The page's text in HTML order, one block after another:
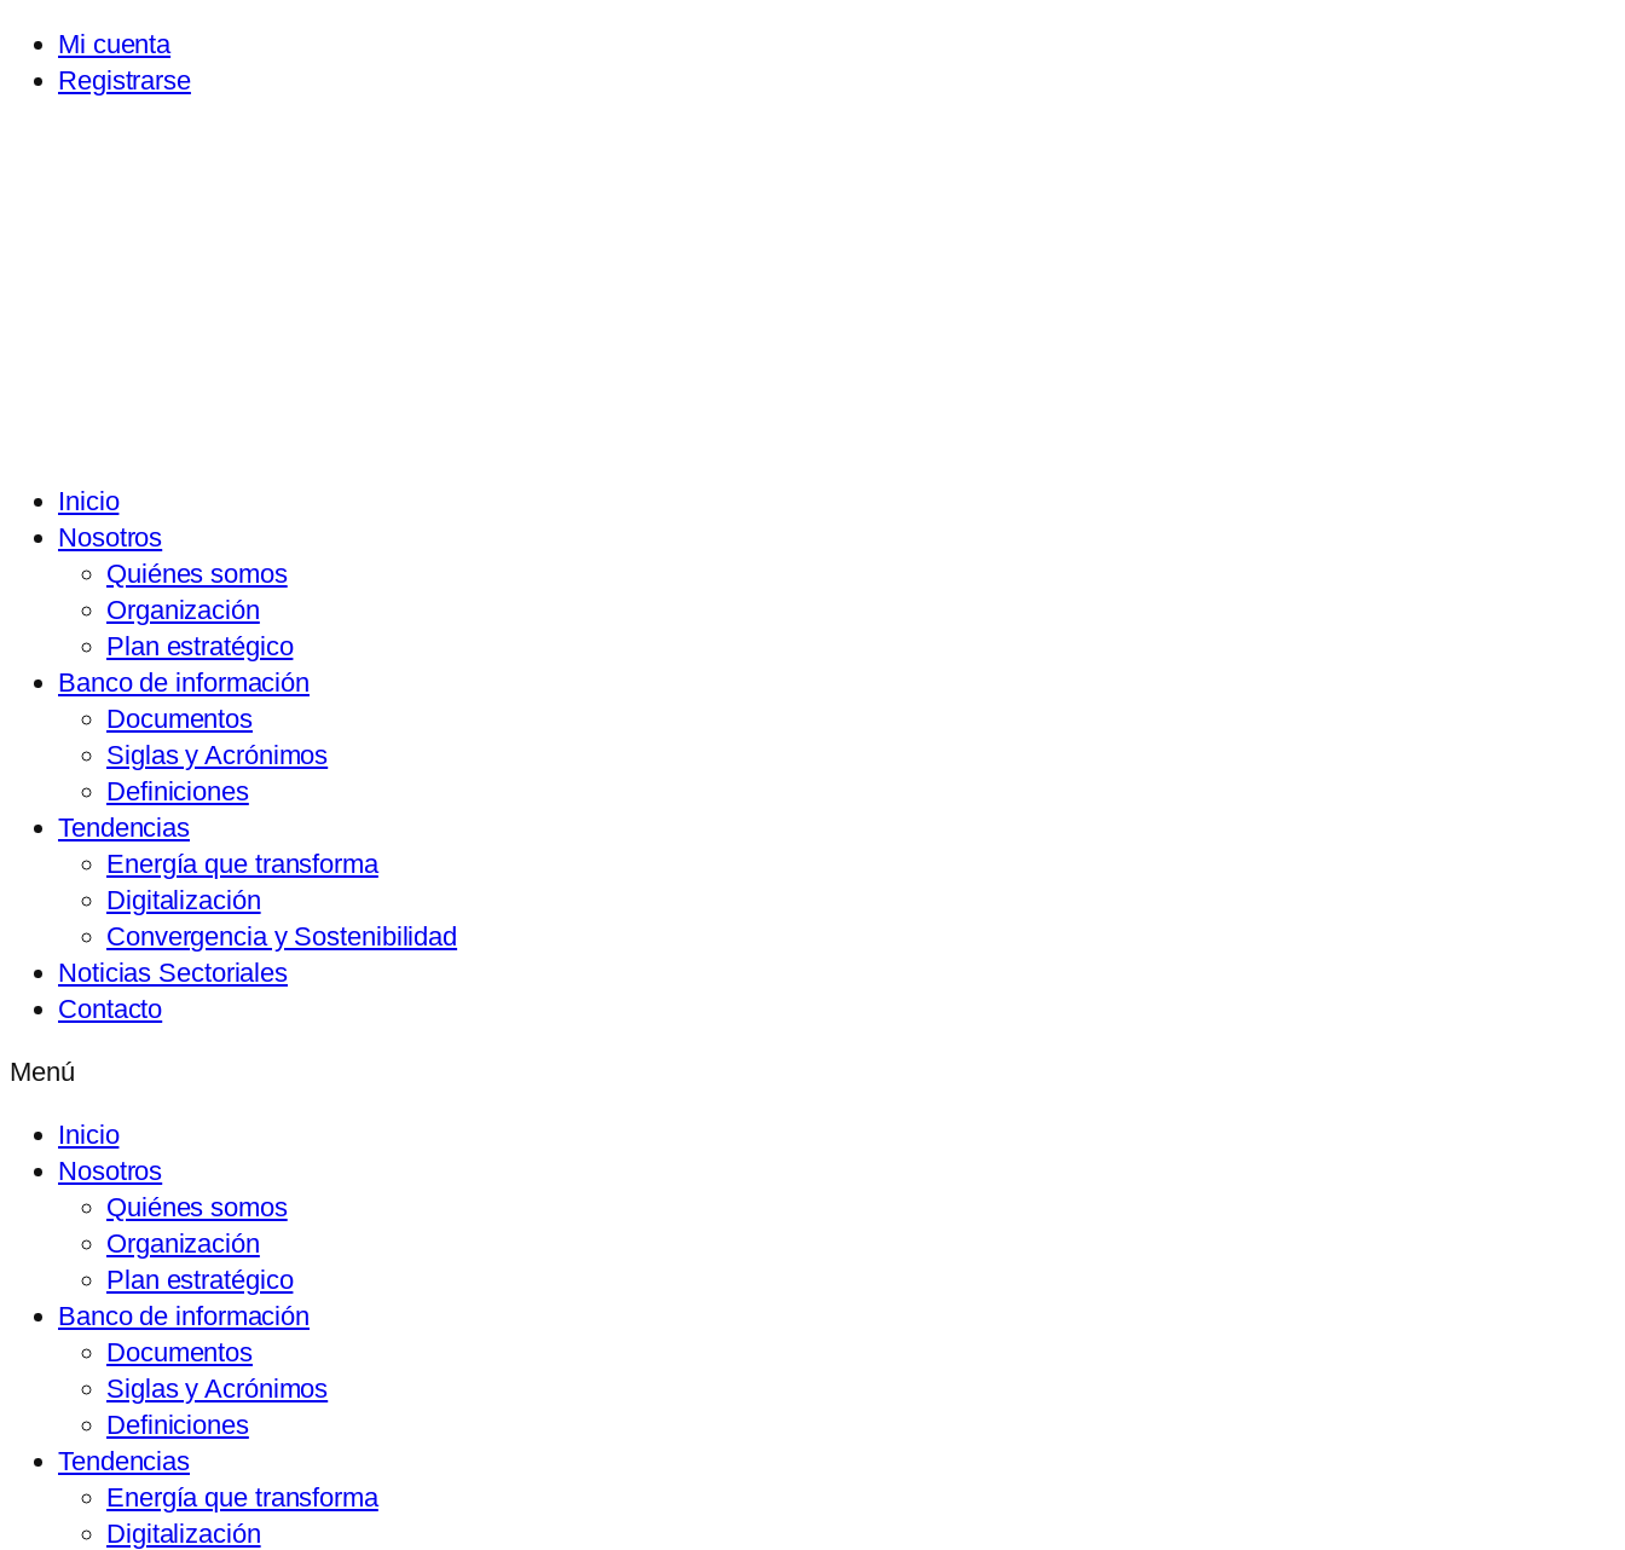
Mi cuenta
Registrarse
Inicio
Nosotros
Quiénes somos
Organización
Plan estratégico
Banco de información
Documentos
Siglas y Acrónimos
Definiciones
Tendencias
Energía que transforma
Digitalización
Convergencia y Sostenibilidad
Noticias Sectoriales
Contacto
Menú
Inicio
Nosotros
Quiénes somos
Organización
Plan estratégico
Banco de información
Documentos
Siglas y Acrónimos
Definiciones
Tendencias
Energía que transforma
Digitalización